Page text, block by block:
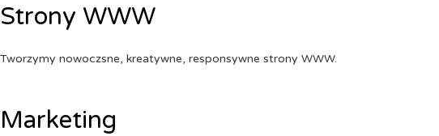
Strony WWW
Tworzymy nowoczsne, kreatywne, responsywne strony WWW.
Marketing